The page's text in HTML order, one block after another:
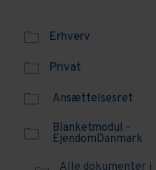
Erhverv
Privat
Ansættelsesret
Alle dokumenter
vedrørende
Blanketmodul -
EjendomDanmark